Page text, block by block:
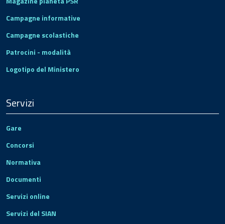
Campagne informative
Campagne scolastiche
Patrocini - modalità
Logotipo del Ministero
Servizi
Gare
Concorsi
Normativa
Documenti
Servizi online
Servizi del SIAN